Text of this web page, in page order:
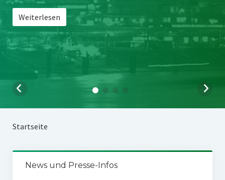
Weiterlesen
Startseite
News und Presse-Infos